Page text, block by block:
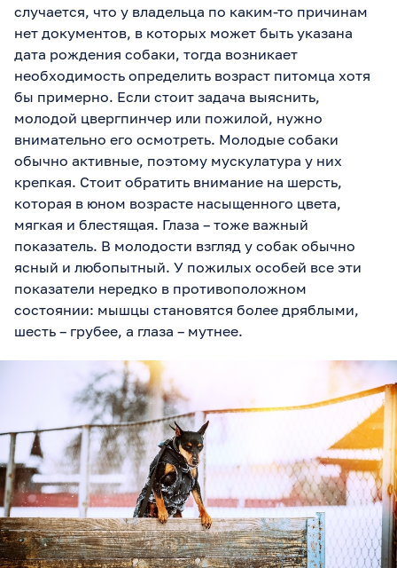
случается, что у владельца по каким-то причинам
нет документов, в которых может быть указана
дата рождения собаки, тогда возникает
необходимость определить возраст питомца хотя
бы примерно. Если стоит задача выяснить,
молодой цвергпинчер или пожилой, нужно
внимательно его осмотреть. Молодые собаки
обычно активные, поэтому мускулатура у них
крепкая. Стоит обратить внимание на шерсть,
которая в юном возрасте насыщенного цвета,
мягкая и блестящая. Глаза – тоже важный
показатель. В молодости взгляд у собак обычно
ясный и любопытный. У пожилых особей все эти
показатели нередко в противоположном
состоянии: мышцы становятся более дряблыми,
шесть – грубее, а глаза – мутнее.